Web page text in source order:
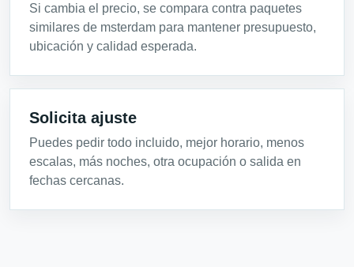
Si cambia el precio, se compara contra paquetes
similares de msterdam para mantener presupuesto,
ubicación y calidad esperada.
Solicita ajuste
Puedes pedir todo incluido, mejor horario, menos
escalas, más noches, otra ocupación o salida en
fechas cercanas.